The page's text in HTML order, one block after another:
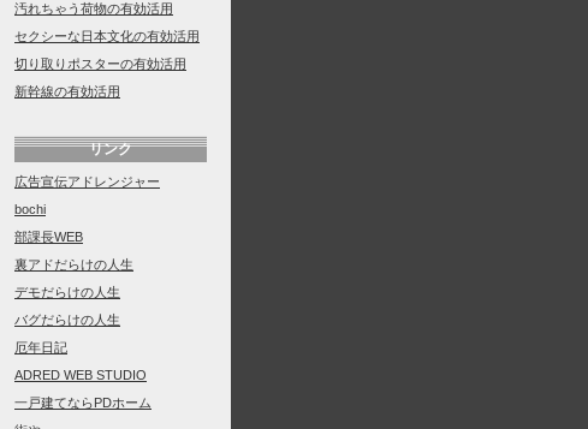
汚れちゃう荷物の有効活用
セクシーな日本文化の有効活用
切り取りポスターの有効活用
新幹線の有効活用
リンク
広告宣伝アドレンジャー
bochi
部課長WEB
裏アドだらけの人生
デモだらけの人生
バグだらけの人生
厄年日記
ADRED WEB STUDIO
一戸建てならPDホーム